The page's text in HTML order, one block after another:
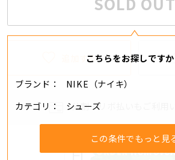
こちらをお探しですか
ブランド
NIKE（ナイキ）
カテゴリ
シューズ
この条件でもっと見
追加する
分割・リボ払いもご利用